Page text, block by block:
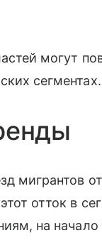
могут
сегментах.
мигрантов
отток в
на